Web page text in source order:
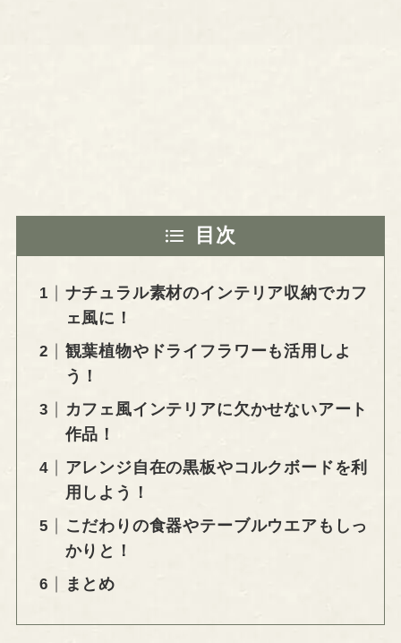
目次
ナチュラル素材のインテリア収納でカフ
ェ風に！
観葉植物やドライフラワーも活用しよ
う！
カフェ風インテリアに欠かせないアート
作品！
アレンジ自在の黒板やコルクボードを利
用しよう！
こだわりの食器やテーブルウエアもしっ
かりと！
まとめ